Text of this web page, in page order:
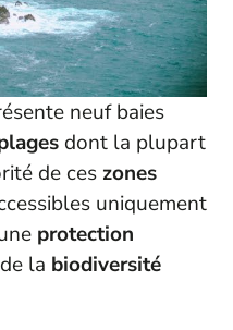
neuf baies
dont la plupart
de ces zones
uniquement
protection
la biodiversité